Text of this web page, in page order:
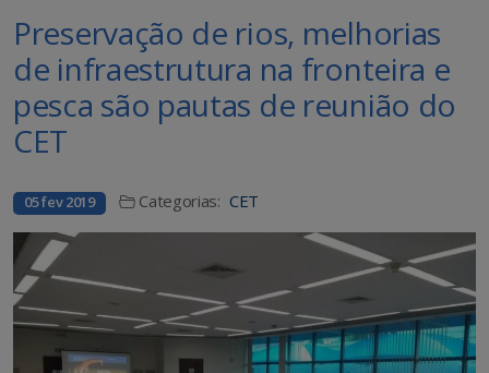
Preservação de rios, melhorias
de infraestrutura na fronteira e
pesca são pautas de reunião do
CET
05 fev 2019 Categorias: CET